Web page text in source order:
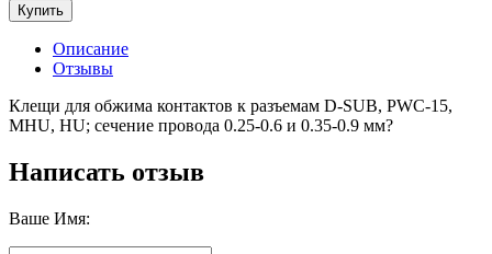
Купить
Описание
Отзывы
Клещи для обжима контактов к разъемам D-SUB, PWC-15,
MHU, HU; сечение провода 0.25-0.6 и 0.35-0.9 мм?
Написать отзыв
Ваше Имя: